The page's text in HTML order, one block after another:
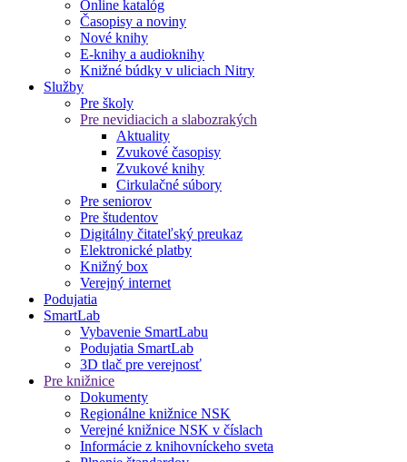
Online katalóg
Časopisy a noviny
Nové knihy
E-knihy a audioknihy
Knižné búdky v uliciach Nitry
Služby
Pre školy
Pre nevidiacich a slabozrakých
Aktuality
Zvukové časopisy
Zvukové knihy
Cirkulačné súbory
Pre seniorov
Pre študentov
Digitálny čitateľský preukaz
Elektronické platby
Knižný box
Verejný internet
Podujatia
SmartLab
Vybavenie SmartLabu
Podujatia SmartLab
3D tlač pre verejnosť
Pre knižnice
Dokumenty
Regionálne knižnice NSK
Verejné knižnice NSK v číslach
Informácie z knihovníckeho sveta